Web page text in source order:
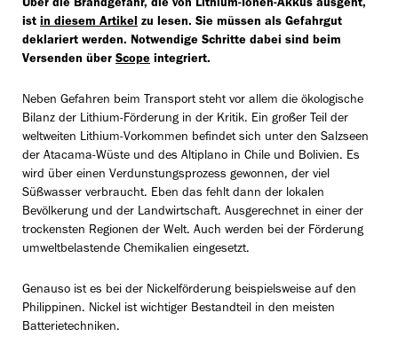
Über die Brandgefahr, die von Lithium-Ionen-Akkus ausgeht,
ist in diesem Artikel zu lesen. Sie müssen als Gefahrgut
deklariert werden. Notwendige Schritte dabei sind beim
Versenden über Scope integriert.
Neben Gefahren beim Transport steht vor allem die ökologische
Bilanz der Lithium-Förderung in der Kritik. Ein großer Teil der
weltweiten Lithium-Vorkommen befindet sich unter den Salzseen
der Atacama-Wüste und des Altiplano in Chile und Bolivien. Es
wird über einen Verdunstungsprozess gewonnen, der viel
Süßwasser verbraucht. Eben das fehlt dann der lokalen
Bevölkerung und der Landwirtschaft. Ausgerechnet in einer der
trockensten Regionen der Welt. Auch werden bei der Förderung
umweltbelastende Chemikalien eingesetzt.
Genauso ist es bei der Nickelförderung beispielsweise auf den
Philippinen. Nickel ist wichtiger Bestandteil in den meisten
Batterietechniken.